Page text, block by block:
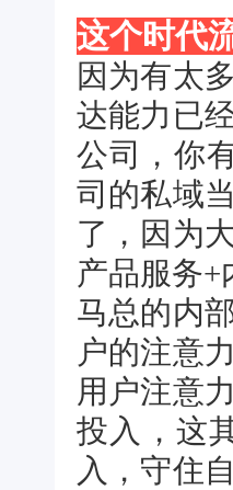
这个时代
因为有太
达能力已
公司，你
司的私域
了，因为
产品服务+
马总的内
户的注意
用户注意
投入，这
入，守住